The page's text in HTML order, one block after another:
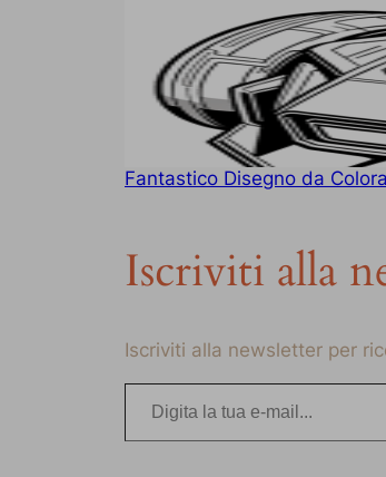
Fantastico Disegno da
Iscriviti alla
Iscriviti alla newsletter per
Digita la tua e-mail…